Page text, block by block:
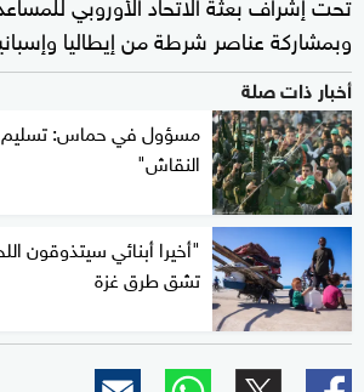
وبمشاركة عناصر شرطة من إيطاليا
أخبار ذات صلة
مسؤول في حماس: تسليم
النقاش"
"أخيرا أبنائي سيتذوقون
تشق طرق غزة